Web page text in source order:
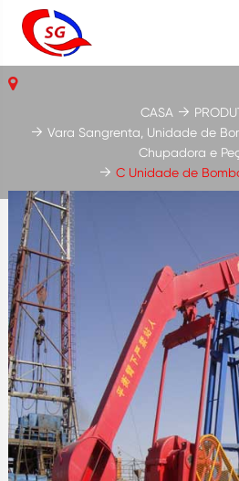
CASA
Vara Sangrenta, Unidade de
Chupadora e
C Unidade de